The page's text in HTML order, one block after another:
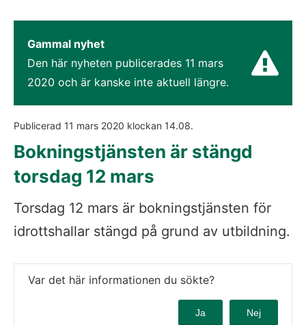
Gammal nyhet
Den här nyheten publicerades 11 mars
2020 och är kanske inte aktuell längre.
Publicerad 11 mars 2020 klockan 14.08.
Bokningstjänsten är stängd
torsdag 12 mars
Torsdag 12 mars är bokningstjänsten för
idrottshallar stängd på grund av utbildning.
Var det här informationen du sökte?
Ja Nej